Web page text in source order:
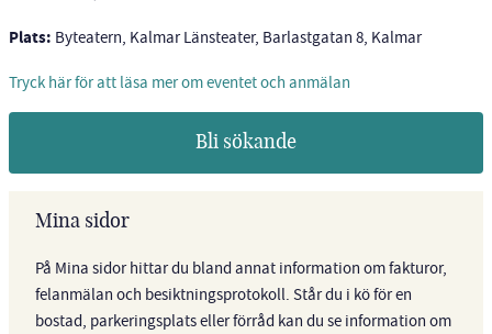
Plats: Byteatern, Kalmar Länsteater, Barlastgatan 8, Kalmar
Tryck här för att läsa mer om eventet och anmälan
Bli sökande
Mina sidor
På Mina sidor hittar du bland annat information om fakturor,
felanmälan och besiktningsprotokoll. Står du i kö för en
bostad, parkeringsplats eller förråd kan du se information om